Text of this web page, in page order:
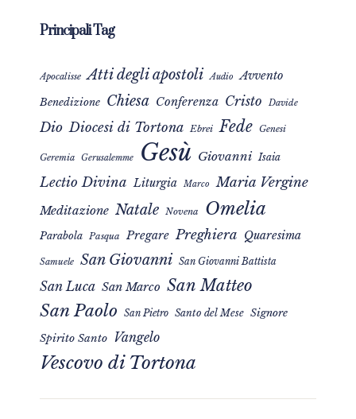
Principali Tag
Apocalisse Atti degli apostoli Audio Avvento
Benedizione Chiesa Conferenza Cristo Davide
Dio Diocesi di Tortona Ebrei Fede Genesi
Geremia Gerusalemme Gesù Giovanni Isaia
Lectio Divina Liturgia Marco Maria Vergine
Meditazione Natale Novena Omelia
Parabola Pasqua Pregare Preghiera Quaresima
Samuele San Giovanni San Giovanni Battista
San Luca San Marco San Matteo
San Paolo San Pietro Santo del Mese Signore
Spirito Santo Vangelo
Vescovo di Tortona